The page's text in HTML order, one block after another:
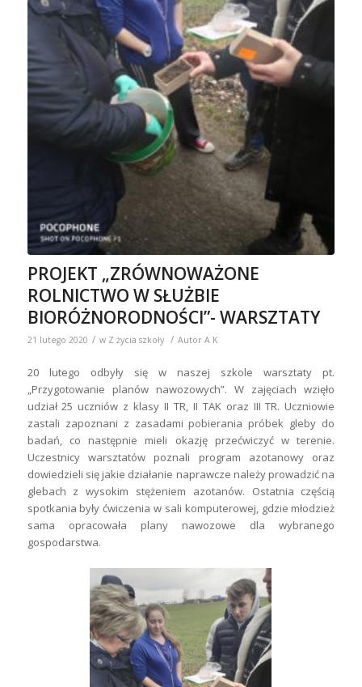
PROJEKT „ZRÓWNOWAŻONE
ROLNICTWO W SŁUŻBIE
BIORÓŻNORODNOŚCI”- WARSZTATY
21 lutego 2020 / w Z życia szkoły / Autor A K
20 lutego odbyły się w naszej szkole warsztaty pt.
„Przygotowanie planów nawozowych”. W zajęciach wzięło
udział 25 uczniów z klasy II TR, II TAK oraz III TR. Uczniowie
zastali zapoznani z zasadami pobierania próbek gleby do
badań, co następnie mieli okazję przećwiczyć w terenie.
Uczestnicy warsztatów poznali program azotanowy oraz
dowiedzieli się jakie działanie naprawcze należy prowadzić na
glebach z wysokim stężeniem azotanów. Ostatnia częścią
spotkania były ćwiczenia w sali komputerowej, gdzie młodzież
sama opracowała plany nawozowe dla wybranego
gospodarstwa.